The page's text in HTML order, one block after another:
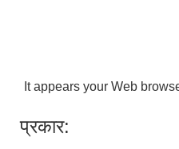
It appears your Web
प्रकार: